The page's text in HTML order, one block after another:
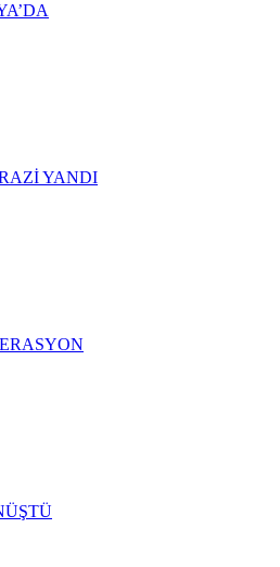
YANDI